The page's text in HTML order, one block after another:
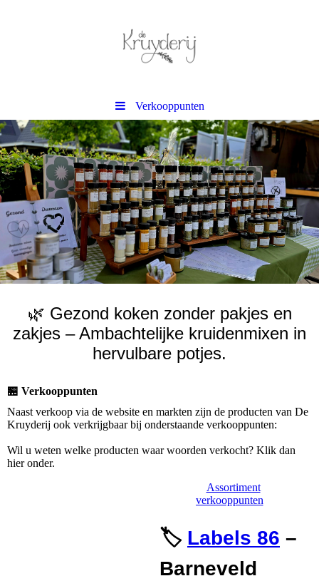
Verkooppunten
🌿 Gezond koken zonder pakjes en
zakjes – Ambachtelijke kruidenmixen in
hervulbare potjes.
🏪 Verkooppunten
Naast verkoop via de website en markten zijn de producten van De
Kruyderij ook verkrijgbaar bij onderstaande verkooppunten:
Wil u weten welke producten waar woorden verkocht? Klik dan
hier onder.
Assortiment
verkooppunten
🏷️ Labels 86 –
Barneveld